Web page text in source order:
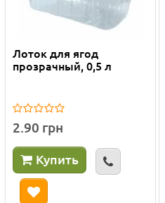
Лоток для ягод
прозрачный, 0,5 л
2.90 грн
Купить